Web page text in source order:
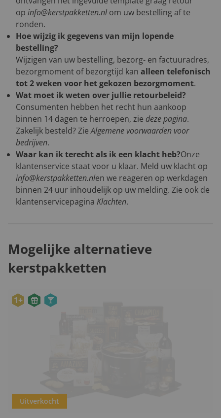
op info@kerstpakketten.nlom uw bestelling af te
ronden.
Hoe wijzig ik gegevens van mijn lopende
bestelling?
Wijzigen van uw bestelling, bezorg- en factuuradres,
bezorgmoment of bezorgtijd kan alleen telefonisch
tot 2 weken voor het gekozen bezorgmoment.
Wat moet ik weten over jullie retourbeleid?
Consumenten hebben het recht hun aankoop
binnen 14 dagen te herroepen, zie deze pagina.
Zakelijk besteld? ZieAlgemene voorwaarden voor
bedrijven.
Waar kan ik terecht als ik een klacht heb?Onze
klantenservice staat voor u klaar. Meld uw klacht op
info@kerstpakketten.nlen we reageren op werkdagen
binnen 24 uur inhoudelijk op uw melding. Zie ook de
klantenservicepagina Klachten.
Mogelijke alternatieve
kerstpakketten
1+
Uitverkocht